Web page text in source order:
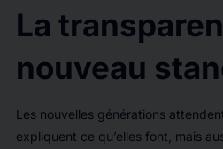
La
nouveau
Les nouvelles générations
expliquent ce qu’elles font, mais